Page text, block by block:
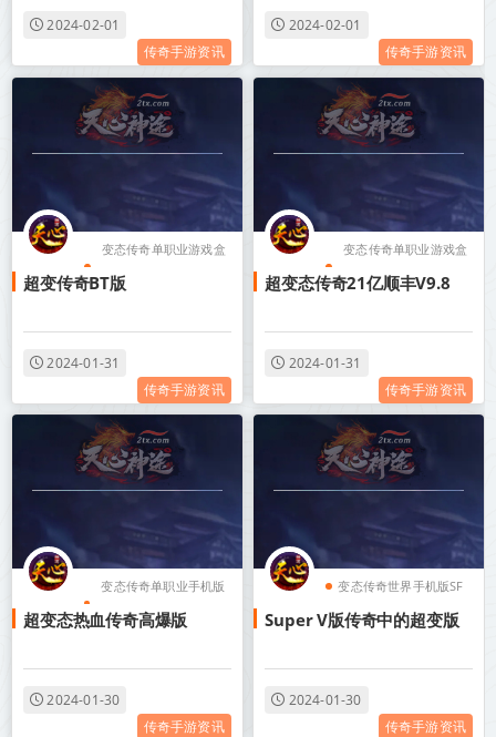
变态传奇单职业游戏盒
子
2024-02-01
传奇手游资讯
变态传奇单职业游戏盒
子
2024-02-01
传奇手游资讯
变态传奇单职业游戏盒
变态传奇单职业手机版
无任务
超变传奇BT版
2024-01-31
传奇手游资讯
变态传奇单职业游戏盒
子
变态传奇装备带极品属
性
超变态传奇21亿顺丰V9.8
2024-01-31
传奇手游资讯
变态传奇单职业手机版
无任务
变态传奇单职业游戏盒
子
超变态热血传奇高爆版
2024-01-30
传奇手游资讯
变态传奇世界手机版SF
变态传奇装备带极品属
变态传奇单职业游戏盒
子
Super V版传奇中的超变版
2024-01-30
传奇手游资讯